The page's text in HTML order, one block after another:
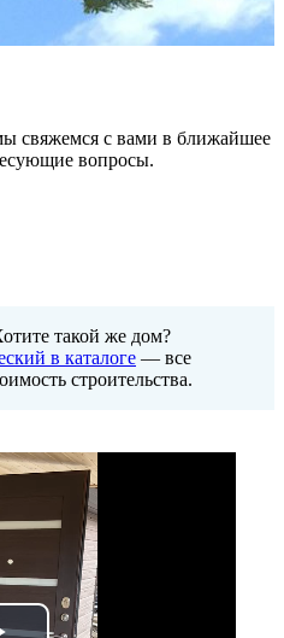
свяжемся с вами в ближайшее
вопросы.
такой же дом?
в каталоге — все
строительства.